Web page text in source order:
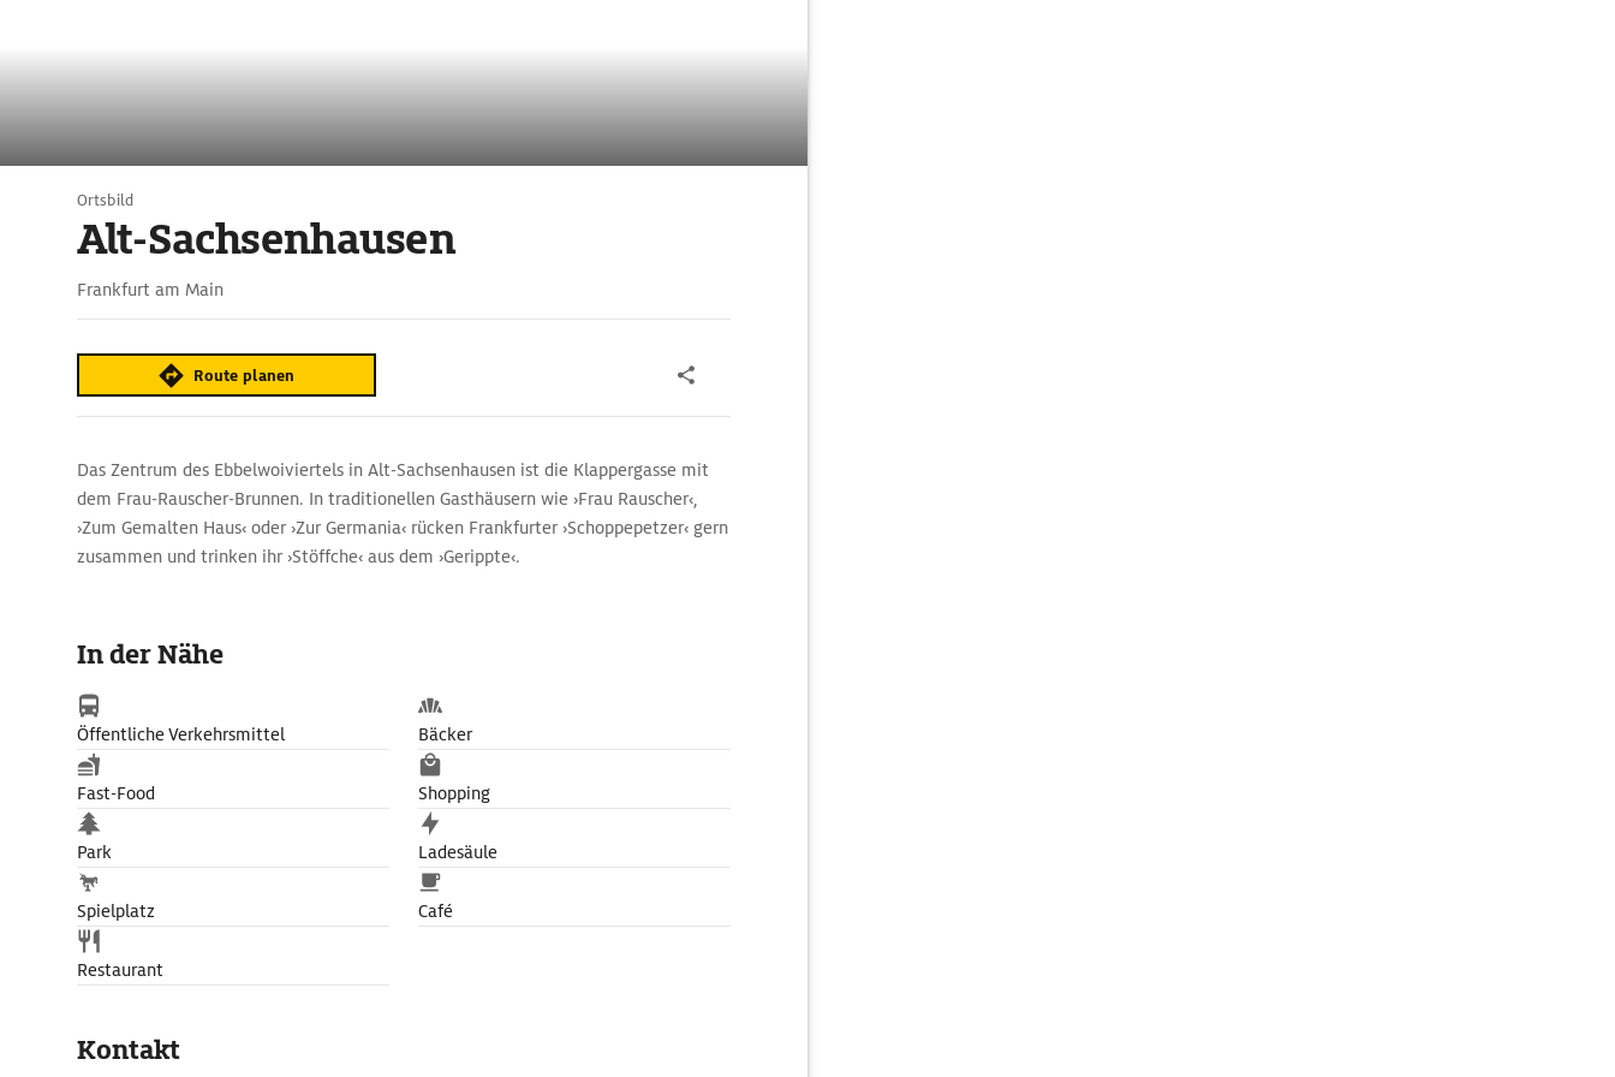
Ortsbild
Alt-Sachsenhausen
Frankfurt am Main
Route planen
Das Zentrum des Ebbelwoiviertels in Alt-Sachsenhausen ist die Klappergasse mit
dem Frau-Rauscher-Brunnen. In traditionellen Gasthäusern wie ›Frau Rauscher‹,
›Zum Gemalten Haus‹ oder ›Zur Germania‹ rücken Frankfurter ›Schoppepetzer‹ gern
zusammen und trinken ihr ›Stöffche‹ aus dem ›Gerippte‹.
In der Nähe
Öffentliche Verkehrsmittel Bäcker
Fast-Food Shopping
Park Ladesäule
Spielplatz Café
Restaurant
Kontakt